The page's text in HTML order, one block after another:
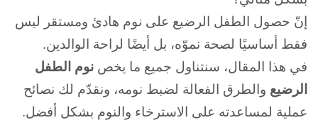
إنّ حصول الطفل الرضيع على نوم هادئ ومستقر ليس
فقط أساسيًا لصحة نموّه، بل أيضًا لراحة الوالدين.
في هذا المقال، سنتناول جميع ما يخص نوم الطفل
الرضيع والطرق الفعالة لضبط نومه، ونقدّم لك نصائح
عملية لمساعدته على الاسترخاء والنوم بشكل أفضل.